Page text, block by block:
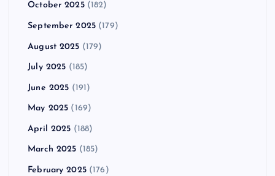
October 2025(182)
September 2025 (179)
August 2025 (179)
July 2025 (185)
June 2025 (191)
May 2025 (169)
April 2025 (188)
March 2025 (185)
February 2025(176)